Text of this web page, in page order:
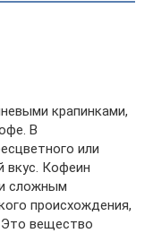
крапинками,
В
или
вкус. Кофеин
сложным
происхождения,
вещество